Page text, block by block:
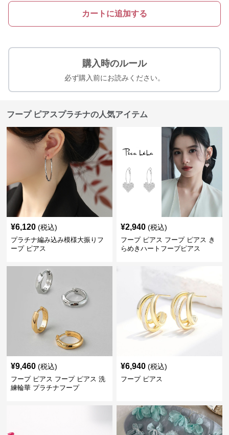
カートに追加する
購入時のルール
必ず購入前にお読みください。
フープ ピアスプラチナの人気アイテム
¥6,120 (税込)
プラチナ編み込み模様大振りフ
ープ ピアス
¥2,940 (税込)
フープ ピアス フープ ピアス き
らめきハートフープピアス
¥9,460 (税込)
フープ ピアス フープ ピアス 洗
練輪華 プラチナフープ
¥6,940 (税込)
フープ ピアス